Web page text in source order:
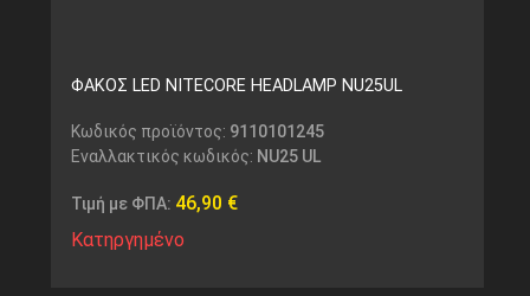
ΦΑΚΟΣ LED NITECORE HEADLAMP NU25UL
Κωδικός προϊόντος: 9110101245
Εναλλακτικός κωδικός: NU25 UL
Τιμή με ΦΠΑ: 46,90 €
Κατηργημένο